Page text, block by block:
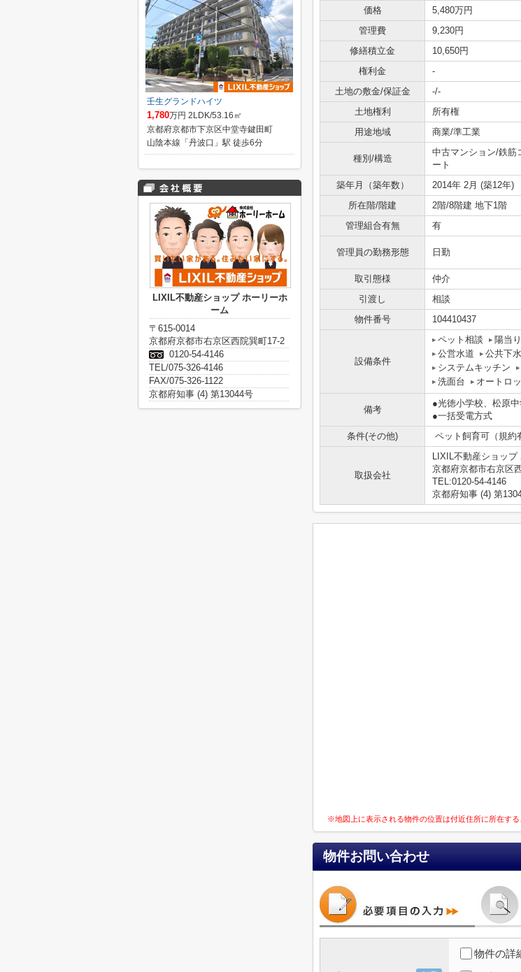
価格
5,480万円
管理費
9,230円
修繕積立金
10,650円
権利金
-
土地の敷金/保証金
-/-
土地権利
所有権
用途地域
商業/準工業
種別/構造
中古マンション/鉄筋
ート
築年月（築年数）
2014年 2月 (築12年)
所在階/階建
2階/8階建 地下1階
管理組合有無
有
管理員の勤務形態 日勤
取引態様
仲介
引渡し
相談
物件番号
104410437
設備条件
ペット相談 陽当
公営水道
公共下水
システムキッチン
洗面台
オートロ
備考
●光徳小学校、松原中
●一括受電方式
条件(その他)
ペット飼育可（規約
取扱会社
LIXIL不動産ショップ
京都府京都市右京区
TEL:0120-54-4146
京都府知事 (4) 第
※地図上に表示される物件の位置は付近住所に所在す
物件お問い合わせ
物件の詳
壬生グランドハイツ
1,780万円 2LDK/53.16㎡
京都府京都市下京区中堂寺鍵田町
山陰本線「丹波口」駅 徒歩6分
LIXIL不動産ショップ ホーリーホ
ーム
〒615-0014
京都府京都市右京区西院巽町17-2
0120-54-4146
TEL/075-326-4146
FAX/075-326-1122
京都府知事 (4) 第13044号